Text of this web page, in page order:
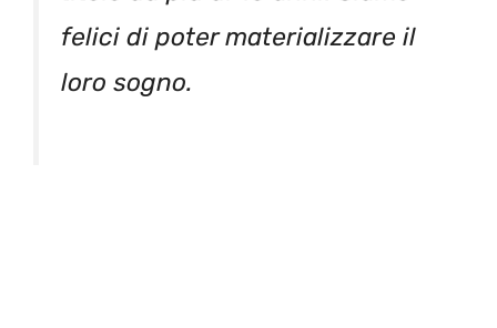
felici di poter materializzare il
loro sogno.